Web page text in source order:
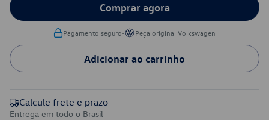
Comprar agora
Pagamento seguro• Peça original Volkswagen
Adicionar ao carrinho
Calcule frete e prazo
Entrega em todo o Brasil